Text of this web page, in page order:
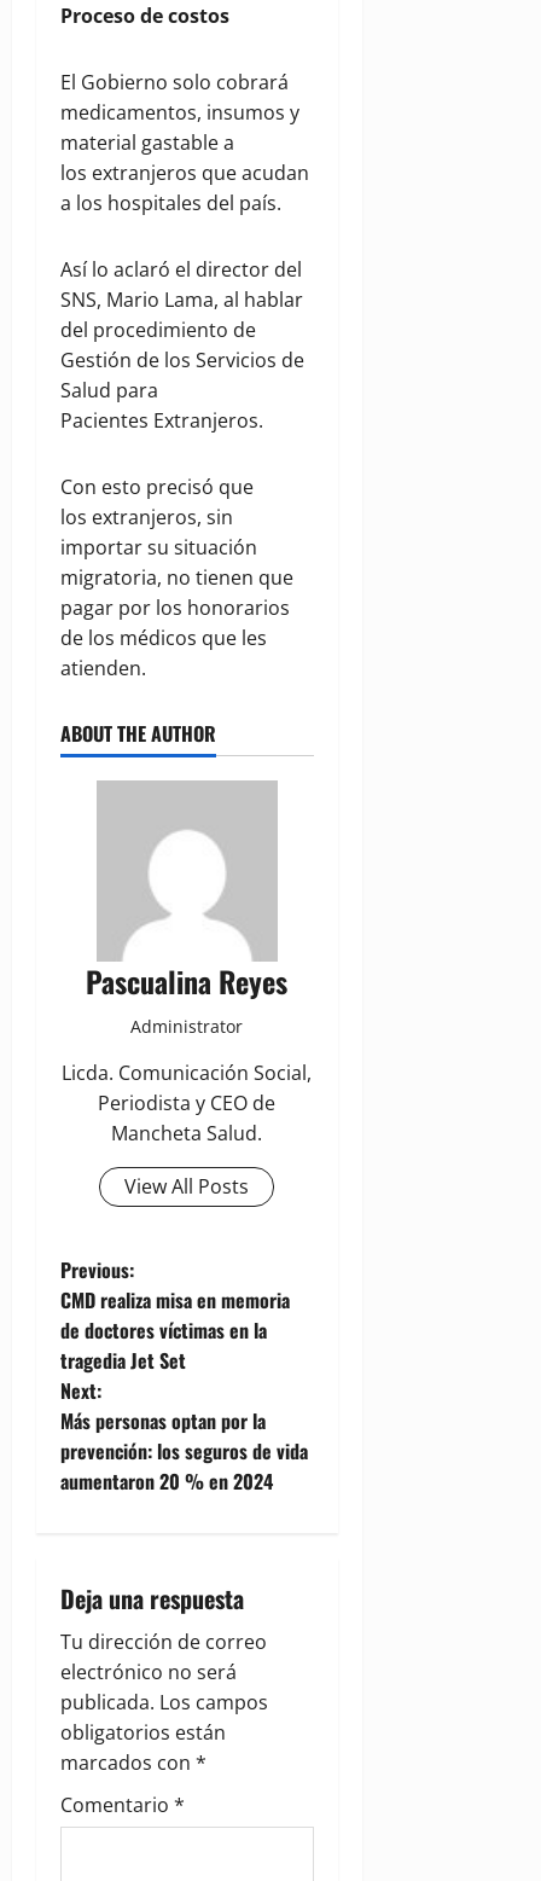
Proceso de costos
El Gobierno solo cobrará
medicamentos, insumos y
material gastable a
los extranjeros que acudan
a los hospitales del país.
Así lo aclaró el director del
SNS, Mario Lama, al hablar
del procedimiento de
Gestión de los Servicios de
Salud para
Pacientes Extranjeros.
Con esto precisó que
los extranjeros, sin
importar su situación
migratoria, no tienen que
pagar por los honorarios
de los médicos que les
atienden.
ABOUT THE AUTHOR
Pascualina Reyes
Administrator
Licda. Comunicación Social,
Periodista y CEO de
Mancheta Salud.
View All Posts
P
o
s
t
n
v
i
g
a
t
i
Previous:
CMD realiza misa en memoria
de doctores víctimas en la
tragedia Jet Set
Next:
Más personas optan por la
prevención: los seguros de vida
aumentaron 20 % en 2024
Deja una respuesta
Tu dirección de correo
electrónico no será
publicada. Los campos
obligatorios están
marcados con *
Comentario *